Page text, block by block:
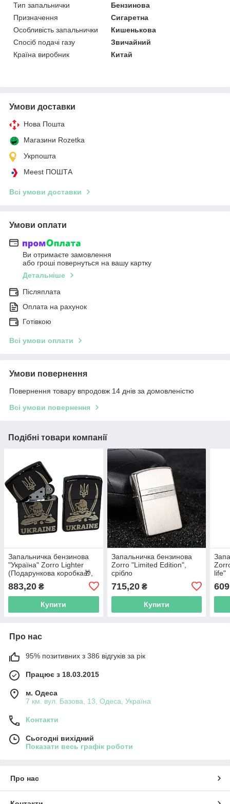
Тип запальнички
Бензинова
Призначення
Сигаретна
Особливість запальнички
Кишенькова
Спосіб подачі газу
Звичайний
Країна виробник
Китай
Умови доставки
Нова Пошта
Магазини Rozetka
Укрпошта
Meest ПОШТА
Всі умови доставки
Умови оплати
Ви отримаєте замовлення
або гроші повернуться на вашу картку
Детальніше
Післяплата
Оплата на рахунок
Готівкою
Всі умови оплати
Умови повернення
Повернення товару впродовж 14 днів за домовленістю
Всі умови повернення
Подібні товари компанії
Запальничка бензинова
"Україна" Zorro Lighter
(Подарункова коробка🎁,
883,20 ₴
Купити
Запальничка бензинова
Zorro "Limited Edition",
срібло
715,20₴
Купити
life"
Про нас
95% позитивних з 386 відгуків за рік
Працює з 18.03.2015
м. Одеса
7 км. вул. Базова, 13, Одеса, Україна
Контакти
Сьогодні вихідний
Показати весь графік роботи
Про нас